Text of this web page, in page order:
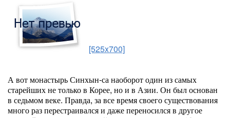
[525x700]
А вот монастырь Синхын-са наоборот один из самых
старейших не только в Корее, но и в Азии. Он был основан
в седьмом веке. Правда, за все время своего существования
много раз перестраивался и даже переносился в другое